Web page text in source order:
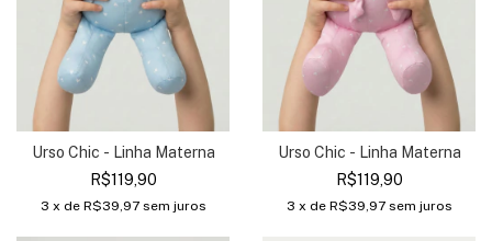
Urso Chic - Linha Materna
R$119,90
3 x de R$39,97 sem juros
Urso Chic - Linha Materna
R$119,90
3 x de R$39,97 sem juros